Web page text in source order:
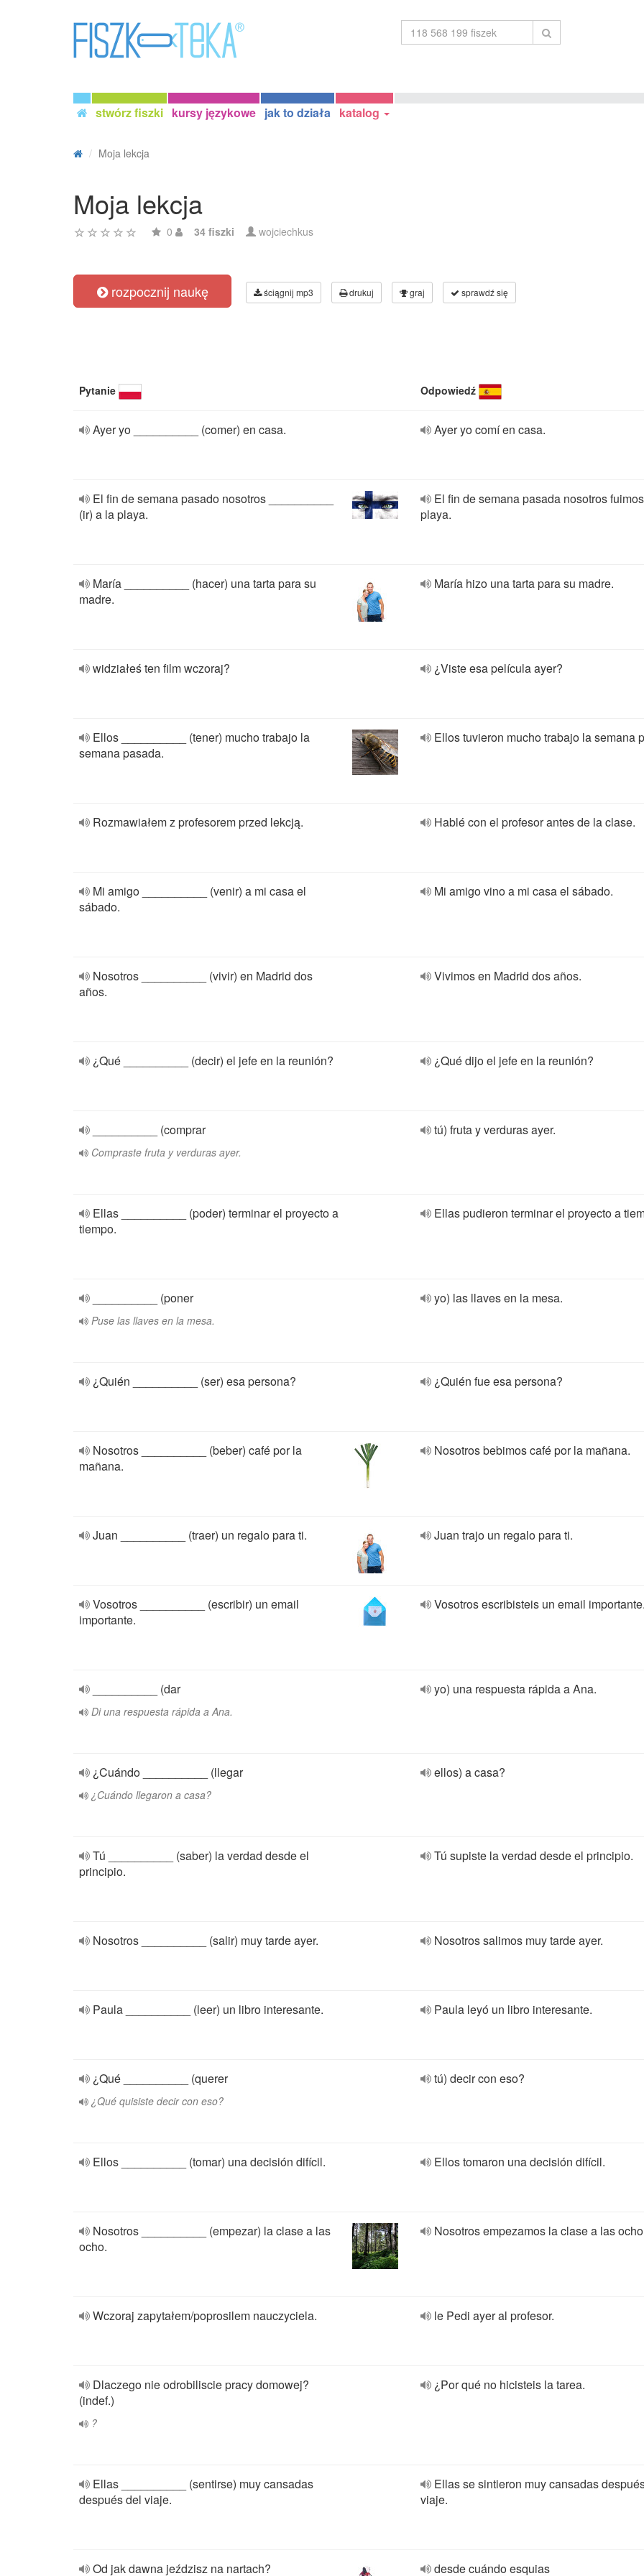
stwórz fiszki kursy językowe jak to działa katalog
Moja lekcja
Moja lekcja
0 34 fiszki wojciechkus
rozpocznij naukę ściągnij mp3 drukuj graj sprawdź się
Pytanie Odpowiedź
Ayer yo __________ (comer) en casa. Ayer yo comí en casa.
El fin de semana pasado nosotros __________
(ir) a la playa.
El fin de semana pasada nosotros
playa.
María __________ (hacer) una tarta para su
madre.
María hizo una tarta para su madre.
widziałeś ten film wczoraj? ¿Viste esa película ayer?
Ellos __________ (tener) mucho trabajo la
semana pasada.
Ellos tuvieron mucho trabajo la semana
Rozmawiałem z profesorem przed lekcją. Hablé con el profesor antes de la clase.
Mi amigo __________ (venir) a mi casa el
sábado.
Mi amigo vino a mi casa el sábado.
Nosotros __________ (vivir) en Madrid dos
años.
Vivimos en Madrid dos años.
¿Qué __________ (decir) el jefe en la reunión? ¿Qué dijo el jefe en la reunión?
__________ (comprar
Compraste fruta y verduras ayer.
tú) fruta y verduras ayer.
Ellas __________ (poder) terminar el proyecto a
tiempo.
Ellas pudieron terminar el proyecto a
__________ (poner
Puse las llaves en la mesa.
yo) las llaves en la mesa.
¿Quién __________ (ser) esa persona? ¿Quién fue esa persona?
Nosotros __________ (beber) café por la
mañana.
Nosotros bebimos café por la mañana.
Juan __________ (traer) un regalo para ti. Juan trajo un regalo para ti.
Vosotros __________ (escribir) un email
importante.
Vosotros escribisteis un email
__________ (dar
Di una respuesta rápida a Ana.
yo) una respuesta rápida a Ana.
¿Cuándo __________ (llegar
¿Cuándo llegaron a casa?
ellos) a casa?
Tú __________ (saber) la verdad desde el
principio.
Tú supiste la verdad desde el principio.
Nosotros __________ (salir) muy tarde ayer. Nosotros salimos muy tarde ayer.
Paula __________ (leer) un libro interesante. Paula leyó un libro interesante.
¿Qué __________ (querer
¿Qué quisiste decir con eso?
tú) decir con eso?
Ellos __________ (tomar) una decisión difícil. Ellos tomaron una decisión difícil.
Nosotros __________ (empezar) la clase a las
ocho.
Nosotros empezamos la clase a las
Wczoraj zapytałem/poprosilem nauczyciela. le Pedi ayer al profesor.
Dlaczego nie odrobiliscie pracy domowej?
(indef.)
?
¿Por qué no hicisteis la tarea.
Ellas __________ (sentirse) muy cansadas
después del viaje.
Ellas se sintieron muy cansadas
viaje.
Od jak dawna jeździsz na nartach? desde cuándo esquias